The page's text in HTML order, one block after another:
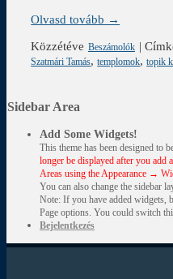
Olvasd tovább →
Közzétéve Beszámolók|
Szatmári Tamás,templomok,topik
Sidebar Area
Add Some Widgets!
This theme has been designed to
longer be displayed after you add
Areas using the Appearance →
You can also change the sidebar
Note: If you have added widgets,
Page options. You could switch
Bejelentkezés